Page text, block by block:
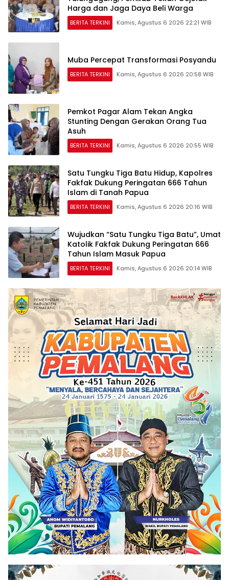
Harga dan Jaga Daya Beli Warga
BERITA TERKINI Kamis, Agustus 6 2026 22:21 WIB
Muba Percepat Transformasi Posyandu
BERITA TERKINI Kamis, Agustus 6 2026 20:58 WIB
Pemkot Pagar Alam Tekan Angka
Stunting Dengan Gerakan Orang Tua
Asuh
BERITA TERKINI Kamis, Agustus 6 2026 20:55 WIB
Satu Tungku Tiga Batu Hidup, Kapolres
Fakfak Dukung Peringatan 666 Tahun
Islam di Tanah Papua
BERITA TERKINI Kamis, Agustus 6 2026 20:16 WIB
Wujudkan “Satu Tungku Tiga Batu”, Umat
Katolik Fakfak Dukung Peringatan 666
Tahun Islam Masuk Papua
BERITA TERKINI Kamis, Agustus 6 2026 20:14 WIB